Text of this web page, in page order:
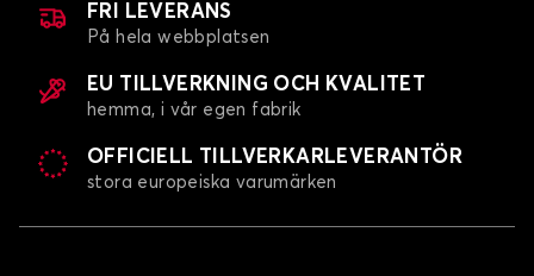
FRI LEVERANS
På hela webbplatsen
EU TILLVERKNING OCH KVALITET
hemma, i vår egen fabrik
OFFICIELL TILLVERKARLEVERANTÖR
stora europeiska varumärken